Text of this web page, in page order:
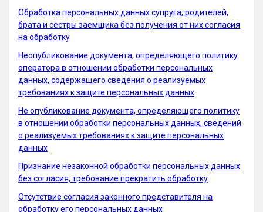
Обработка персональных данных супруга, родителей,
брата и сестры заемщика без получения от них согласия
на обработку
Неопубликование документа, определяющего политику
оператора в отношении обработки персональных
данных, содержащего сведения о реализуемых
требованиях к защите персональных данных
Не опубликование документа, определяющего политику
в отношении обработки персональных данных, сведений
о реализуемых требованиях к защите персональных
данных
Признание незаконной обработки персональных данных
без согласия, требование прекратить обработку
Отсутствие согласия законного представителя на
обработку его персональных данных